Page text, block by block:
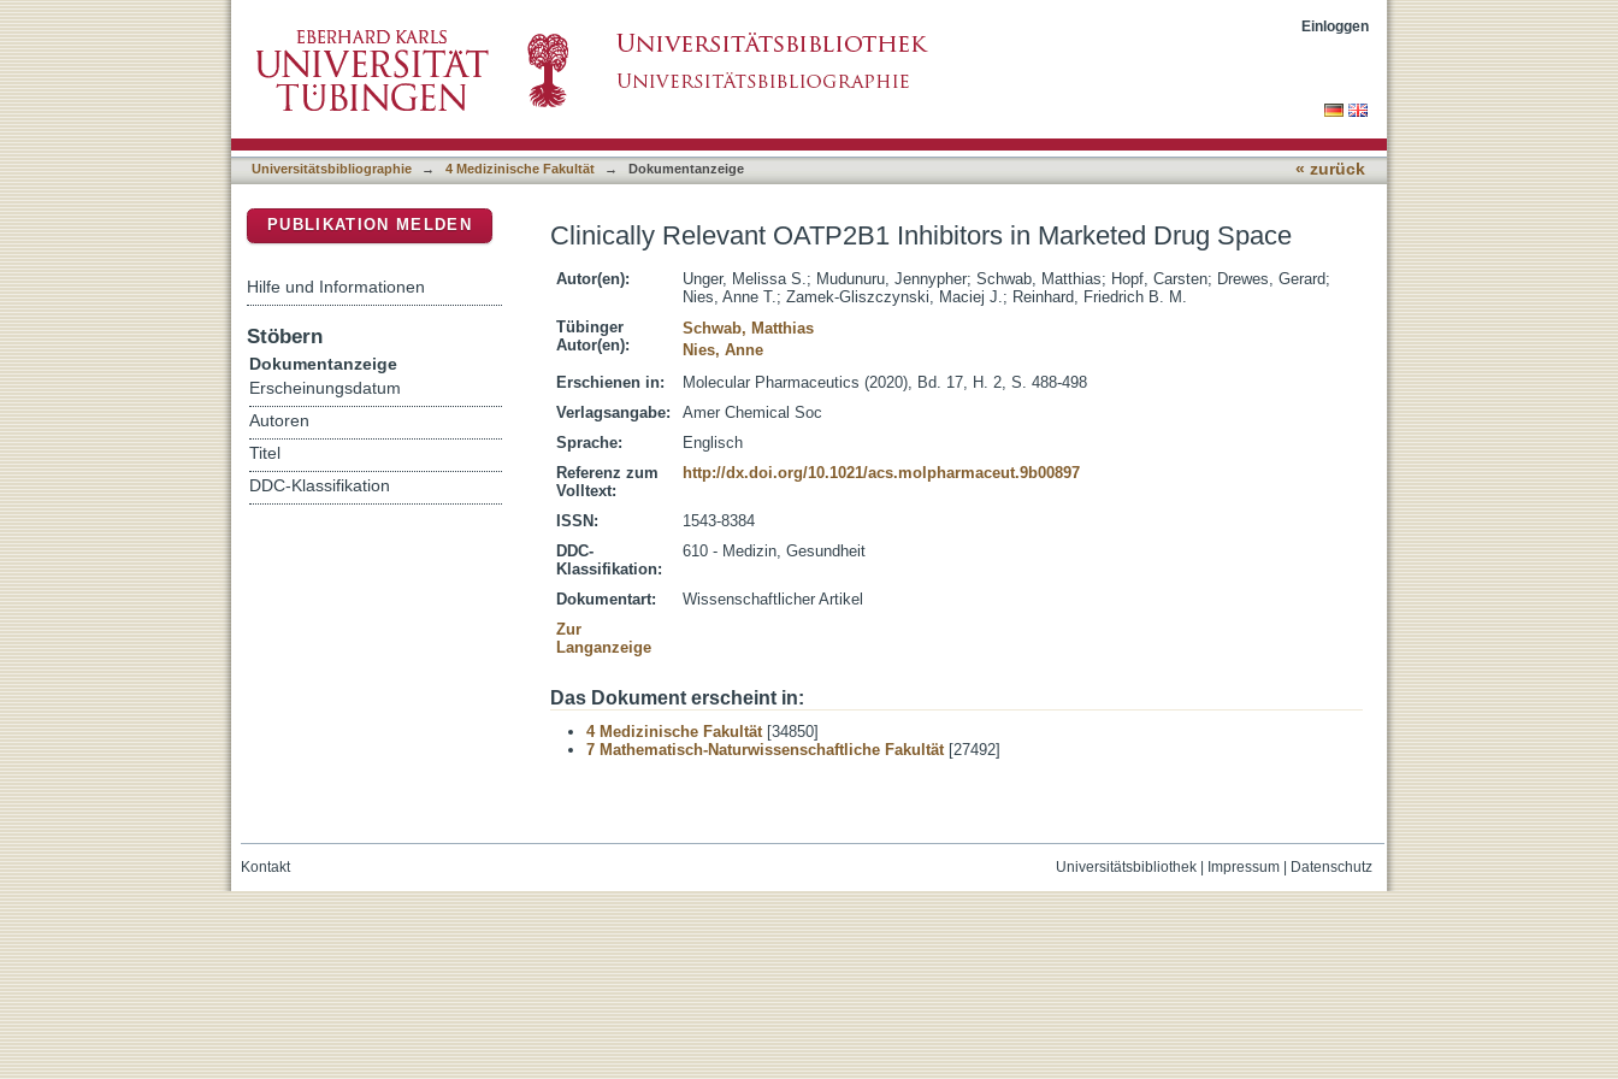
Einloggen
Universitätsbibliographie → 4 Medizinische Fakultät → Dokumentanzeige « zurück
Clinically Relevant OATP2B1 Inhibitors in Marketed Drug Space
Autor(en): Unger, Melissa S.; Mudunuru, Jennypher; Schwab, Matthias; Hopf, Carsten; Drewes, Gerard;
Nies, Anne T.; Zamek-Gliszczynski, Maciej J.; Reinhard, Friedrich B. M.
Tübinger
Autor(en):
Schwab, Matthias
Nies, Anne
Erschienen in:
Molecular Pharmaceutics (2020), Bd. 17, H. 2, S. 488-498
Verlagsangabe:
Amer Chemical Soc
Sprache:
Englisch
Referenz zum
Volltext:
http://dx.doi.org/10.1021/acs.molpharmaceut.9b00897
ISSN:
1543-8384
DDC-
Klassifikation:
610 - Medizin, Gesundheit
Dokumentart:
Wissenschaftlicher Artikel
Zur
Langanzeige
Das Dokument erscheint in:
4 Medizinische Fakultät[34850]
7 Mathematisch-Naturwissenschaftliche Fakultät[27492]
PUBLIKATION MELDEN
Hilfe und Informationen
Stöbern
Dokumentanzeige
Erscheinungsdatum
Autoren
Titel
DDC-Klassifikation
Universitätsbibliothek| Impressum| Datenschutz
Kontakt